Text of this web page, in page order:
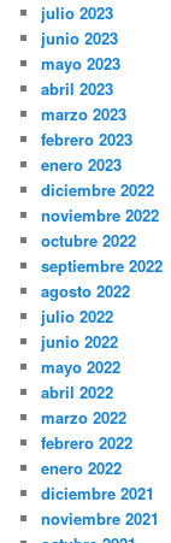
julio 2023
junio 2023
mayo 2023
abril 2023
marzo 2023
febrero 2023
enero 2023
diciembre 2022
noviembre 2022
octubre 2022
septiembre 2022
agosto 2022
julio 2022
junio 2022
mayo 2022
abril 2022
marzo 2022
febrero 2022
enero 2022
diciembre 2021
noviembre 2021